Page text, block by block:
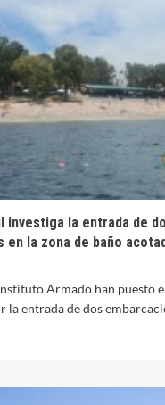
investiga la entrada de
en la zona de baño
Armado han puesto
la entrada de dos